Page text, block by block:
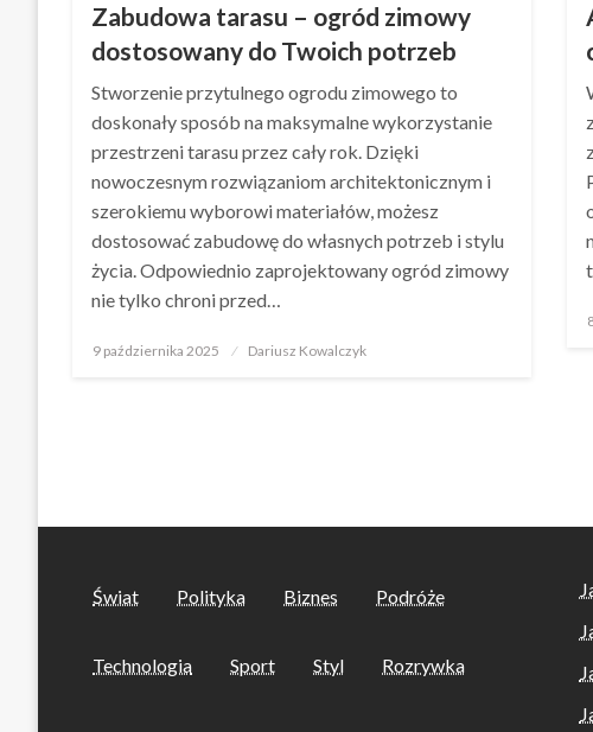
Zabudowa tarasu – ogród zimowy
dostosowany do Twoich potrzeb
Stworzenie przytulnego ogrodu zimowego to
doskonały sposób na maksymalne wykorzystanie
przestrzeni tarasu przez cały rok. Dzięki
nowoczesnym rozwiązaniom architektonicznym i
szerokiemu wyborowi materiałów, możesz
dostosować zabudowę do własnych potrzeb i stylu
życia. Odpowiednio zaprojektowany ogród zimowy
nie tylko chroni przed…
Opublikowane
9 października 2025 Dariusz Kowalczyk
Świat Polityka Biznes Podróże
Technologia Sport Styl Rozrywka